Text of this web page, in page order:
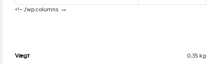
<!– /wp:columns →
Vægt 0,35 kg